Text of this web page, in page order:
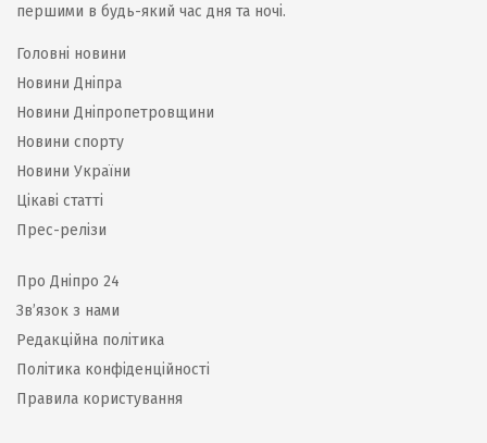
першими в будь-який час дня та ночі.
Головні новини
Новини Дніпра
Новини Дніпропетровщини
Новини спорту
Новини України
Цікаві статті
Прес-релізи
Про Дніпро 24
Зв’язок з нами
Редакційна політика
Політика конфіденційності
Правила користування